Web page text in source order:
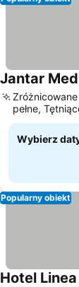
Jantar
pełne,
rodzin i dzieci
Wybierz
Popularny obiekt
Hotel